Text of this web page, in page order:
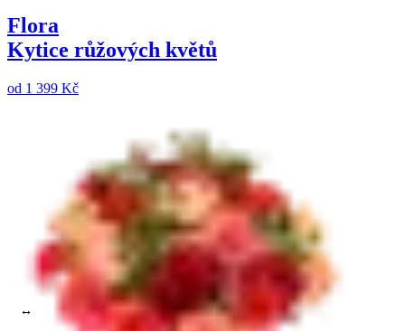
Chryzantéma
Vyberte barvu
Maximální cena do:
Zrušit filtry
Flora
Kytice růžových květů
od 1 399 Kč